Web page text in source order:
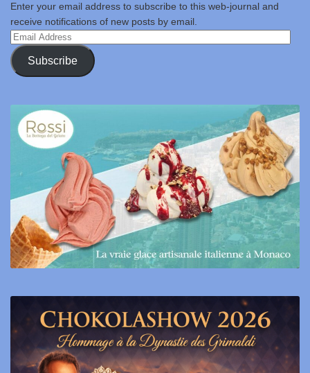
Enter your email address to subscribe to this web-journal and
receive notifications of new posts by email.
Email
Address
Subscribe